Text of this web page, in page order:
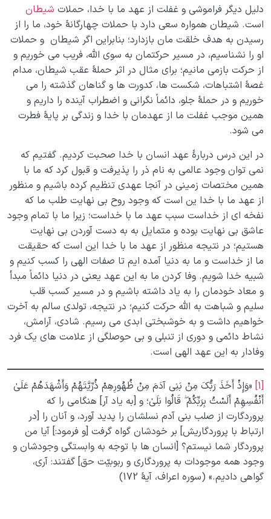
دلیل دیگر فراموشی و غفلت از عهد ما با خدا، حملات شیطان
است. شیطان همواره سعی دارد با حملات چهارگانۀ خود، ما را از
رسیدن به هدف خلقت مان بازدارد؛ بنابراین اگر شیطان و حملات
او را نشناسیم، در مسیر حرکتمان به سوی الله، فریب می خوریم و
از حرکت بازمی مانیم؛ برای مثال در اثر حملۀ عقب شیطان، مدام
غصۀ اشتباهات، شکست ها، کدورت ها و گناهان گذشته را می
خوریم و در حملۀ جلو، دائماً نگرانی و اضطراب آینده را داریم و
همین موجب غفلت ما از عهدمان با خدا و زندگی بر پایۀ فطرت
می شود.
در این درس دربارۀ عهد انسان با خدا صحبت کردیم. گفتیم که
نمی توان وجود عالمی به نام ذر را پذیرفت و قبول کرد که ما با
همین مختصات زمینی در آنجا عهدی تنظیم کرده باشیم و منظور
از عهد ما با خدا ین است که وجود روح بی نهایت طلب ما که
نفخه ای از خداست سبب عهد ما با خداست؛ زیرا ما با تمام وجود
عاشق بی نهایت بوده و متمایل به به دست آوردن بی نهایت
هستیم؛ در نتیجه منظور از عهد ما با خدا این است که حقیقت
ما از خداست و ما به دنیا آمده ایم تا صفات الهی را کسب کنیم و
شبیه خدا شویم. وفا کردن ما به این عهد یعنی در دنیا دائماً مبدأ
و معاد خودمان را به یاد داشته باشیم و در مسیر کسب قلب
سلیم و شباهت به الله حرکت کنیم؛ در نتیجه، تولدی سالم به آخرت
خواهیم داشت و به خوشبختی ابدی می رسیم. شادی، آرامش،
نشاط دائمی و دوری از تنبلی و بی حوصلگی از علامت های یک فرد
وفادار به این عهد الهی است.
[1]
«وَإِذْ أَخَذَ رَبُّکَ مِنْ بَنِی آدَمَ مِنْ ظُهُورِهِمْ ذُرِّیَّتَهُمْ وَأَشْهَدَهُمْ عَلَىٰ
أَنْفُسِهِمْ أَلَسْتُ بِرَبِّکُمْ ۖ قَالُوا بَلَىٰ؛ و [به یاد آر] هنگامی را که
پروردگارت از صلب بنی آدم نسلشان را پدید آورد، و آنان را [در
ارتباط با پروردگاریش] بر خودشان گواه گرفت [و فرمود:] آیا من
پروردگار شما نیستم؟ [انسان ها با توجه به وابستگی وجودشان و
وجود همه موجودات به پروردگاری و ربوبیّت حق] گفتند: آری،
گواهی دادیم.» (سوره اعراف، آیۀ 172)